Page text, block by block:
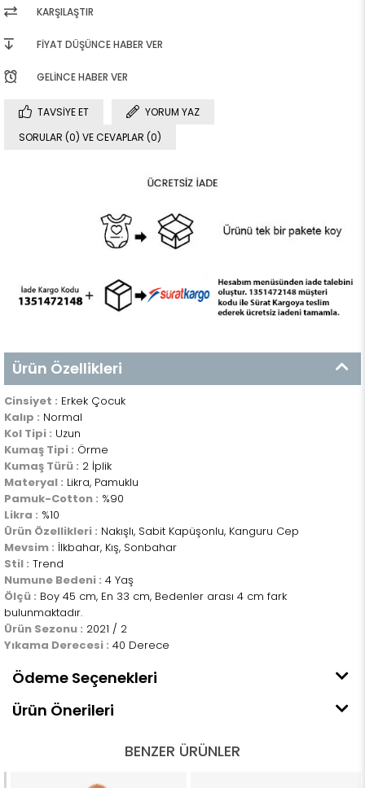
KARŞILAŞTIR
FIYAT DÜŞÜNCE HABER VER
GELINCE HABER VER
TAVSIYE ET
YORUM YAZ
SORULAR (0) VE CEVAPLAR (0)
Ürün Özellikleri
Cinsiyet : Erkek Çocuk
Kalıp : Normal
Kol Tipi : Uzun
Kumaş Tipi : Örme
Kumaş Türü : 2 İplik
Materyal : Likra, Pamuklu
Pamuk-Cotton : %90
Likra : %10
Ürün Özellikleri : Nakışlı, Sabit Kapüşonlu, Kanguru Cep
Mevsim : İlkbahar, Kış, Sonbahar
Stil : Trend
Numune Bedeni : 4 Yaş
Ölçü : Boy 45 cm, En 33 cm, Bedenler arası 4 cm fark
bulunmaktadır.
Ürün Sezonu : 2021 / 2
Yıkama Derecesi : 40 Derece
Ödeme Seçenekleri
Ürün Önerileri
BENZER ÜRÜNLER